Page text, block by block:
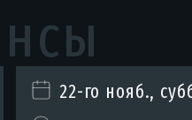
22-го нояб.,